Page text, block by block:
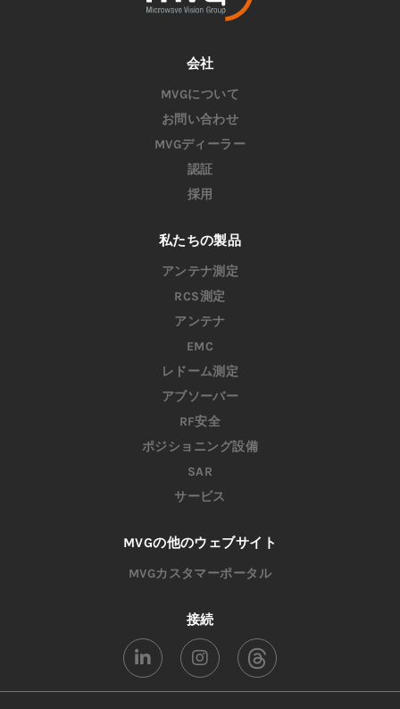
会社
MVGについて
お問い合わせ
MVGディーラー
認証
採用
私たちの製品
アンテナ測定
RCS測定
アンテナ
EMC
レドーム測定
アブソーバー
RF安全
ポジショニング設備
SAR
サービス
MVGの他のウェブサイト
MVGカスタマーポータル
接続